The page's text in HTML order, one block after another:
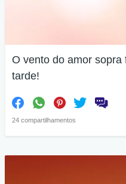
O vento do amor
tarde!
24 compartilhamentos